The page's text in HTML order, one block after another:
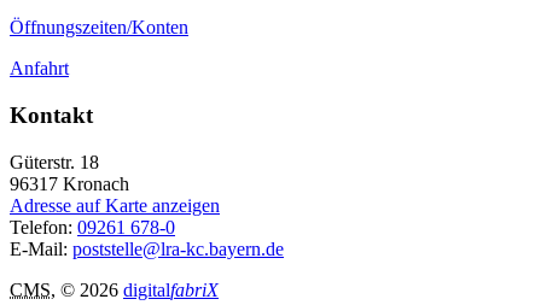
Öffnungszeiten/Konten
Anfahrt
Kontakt
Güterstr. 18
96317 Kronach
Adresse auf Karte anzeigen
Telefon: 09261 678-0
E-Mail: poststelle@lra-kc.bayern.de
CMS, © 2026 digitalfabriX